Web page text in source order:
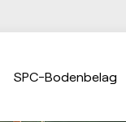
SPC-Bodenbelag